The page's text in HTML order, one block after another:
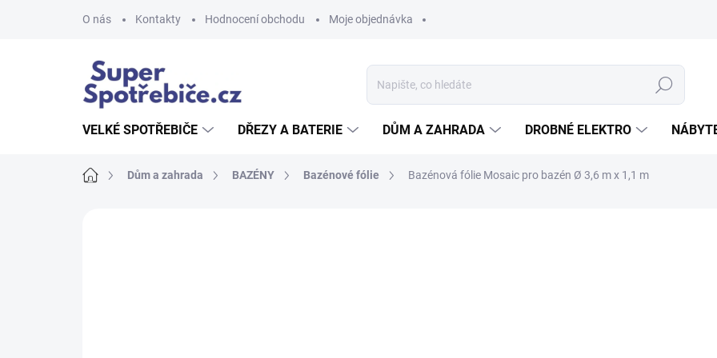
O nás Kontakty Hodnocení obchodu Moje objednávka
Hledat
VELKÉ SPOTŘEBIČE DŘEZY A BATERIE DŮM A ZAHRADA DROBNÉ ELEKTRO
Domů Dům a zahrada BAZÉNY Bazénové fólie Bazénová fólie Mosaic pro bazén Ø 3,6 m x 1,1 m